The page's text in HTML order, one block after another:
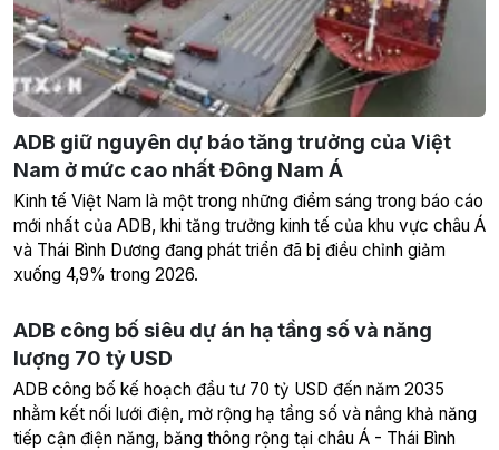
ADB giữ nguyên dự báo tăng trưởng của Việt
Nam ở mức cao nhất Đông Nam Á
Kinh tế Việt Nam là một trong những điểm sáng trong báo cáo
mới nhất của ADB, khi tăng trưởng kinh tế của khu vực châu Á
và Thái Bình Dương đang phát triển đã bị điều chỉnh giảm
xuống 4,9% trong 2026.
ADB công bố siêu dự án hạ tầng số và năng
lượng 70 tỷ USD
ADB công bố kế hoạch đầu tư 70 tỷ USD đến năm 2035
nhằm kết nối lưới điện, mở rộng hạ tầng số và nâng khả năng
tiếp cận điện năng, băng thông rộng tại châu Á - Thái Bình